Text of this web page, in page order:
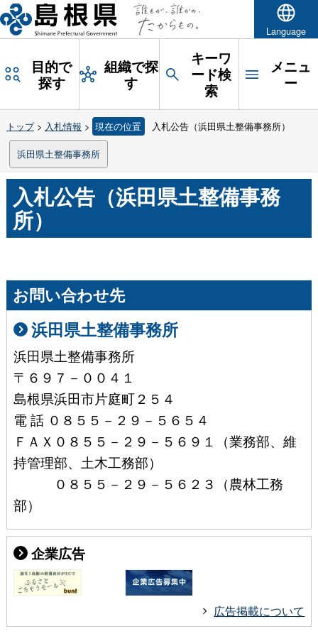
Language
目的で
探す
組織で探
す
キーワ
ード検
索
メニュ
ー
トップ> 入札情報 > 現在の位置 入札公告（浜田県土整備事務所）
浜田県土整備事務所
入札公告（浜田県土整備事務
所）
お問い合わせ先
浜田県土整備事務所
浜田県土整備事務所
〒６９７－００４１
島根県浜田市片庭町２５４
電 話 ０８５５－２９－５６５４
ＦＡＸ０８５５－２９－５６９１（業務部、維
持管理部、土木工務部）
０８５５－２９－５６２３（農林工務
部）
企業広告
広告掲載について